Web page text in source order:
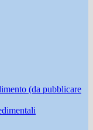
(da pubblicare